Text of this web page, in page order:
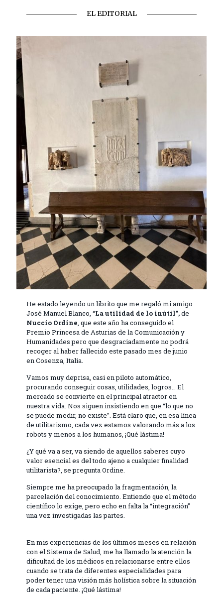
EL EDITORIAL
He estado leyendo un librito que me regaló mi amigo
José Manuel Blanco, “La utilidad de lo inútil”,de
Nuccio Ordine, que este año ha conseguido el
Premio Princesa de Asturias de la Comunicación y
Humanidades pero que desgraciadamente no podrá
recoger al haber fallecido este pasado mes de junio
en Cosenza, Italia.
Vamos muy deprisa, casi en piloto automático,
procurando conseguir cosas, utilidades, logros… El
mercado se convierte en el principal atractor en
nuestra vida. Nos siguen insistiendo en que “lo que no
se puede medir, no existe”. Está claro que, en esa línea
de utilitarismo, cada vez estamos valorando más a los
robots y menos a los humanos, ¡Qué lástima!
¿Y qué va a ser, va siendo de aquellos saberes cuyo
valor esencial es del todo ajeno a cualquier finalidad
utilitarista?, se pregunta Ordine.
Siempre me ha preocupado la fragmentación, la
parcelación del conocimiento. Entiendo que el método
científico lo exige, pero echo en falta la “integración”
una vez investigadas las partes.
En mis experiencias de los últimos meses en relación
con el Sistema de Salud, me ha llamado la atención la
dificultad de los médicos en relacionarse entre ellos
cuando se trata de diferentes especialidades para
poder tener una visión más holística sobre la situación
de cada paciente. ¡Qué lástima!